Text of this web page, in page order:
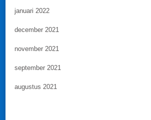
januari 2022
december 2021
november 2021
september 2021
augustus 2021